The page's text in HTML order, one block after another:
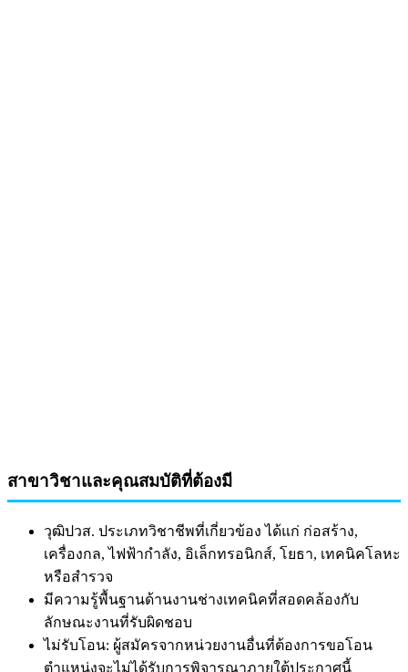
สาขาวิชาและคุณสมบัติที่ต้องมี
วุฒิปวส. ประเภทวิชาชีพที่เกี่ยวข้อง ได้แก่ ก่อสร้าง,
เครื่องกล, ไฟฟ้ากำลัง, อิเล็กทรอนิกส์, โยธา, เทคนิคโลหะ
หรือสำรวจ
มีความรู้พื้นฐานด้านงานช่างเทคนิคที่สอดคล้องกับ
ลักษณะงานที่รับผิดชอบ
ไม่รับโอน: ผู้สมัครจากหน่วยงานอื่นที่ต้องการขอโอน
ตำแหน่งจะไม่ได้รับการพิจารณาภายใต้ประกาศนี้